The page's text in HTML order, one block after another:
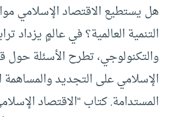
هل يستطيع الاقتصاد الإسلامي
التنمية العالمية؟ في عالمٍ يزداد
والتكنولوجي، تطرح الأسئلة حول
الإسلامي على التجديد والمساهمة
المستدامة. كتاب “الاقتصاد